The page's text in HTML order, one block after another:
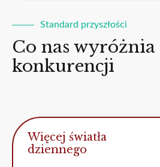
Standard przyszłości
Co nas wyróżnia
konkurencji
Więcej światła
dziennego